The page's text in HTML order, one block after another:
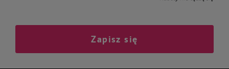
Zapisz się